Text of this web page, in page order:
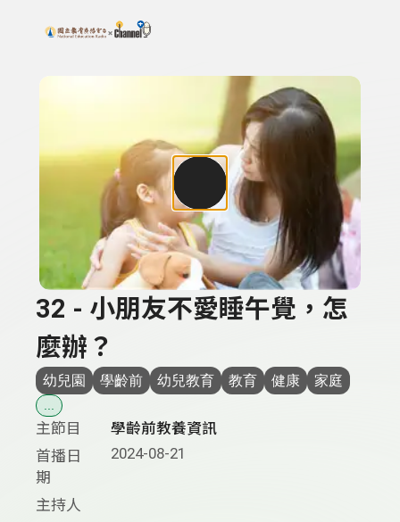
上方功能區塊
搜尋關鍵字：可輸入節目名稱、主持人或關鍵字
32 - 小朋友不愛睡午覺，怎
麼辦？
幼兒園 學齡前 幼兒教育 教育 健康 家庭
...
主節目
學齡前教養資訊
首播日
期
2024-08-21
主持人